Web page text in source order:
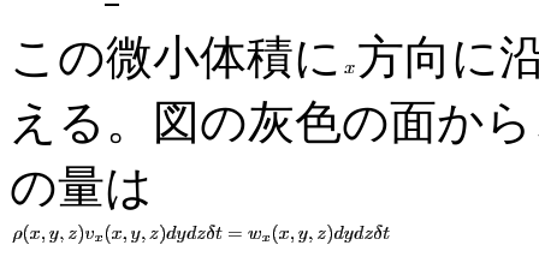
この微小体積に 方向に
える。図の灰色の面か
の量は